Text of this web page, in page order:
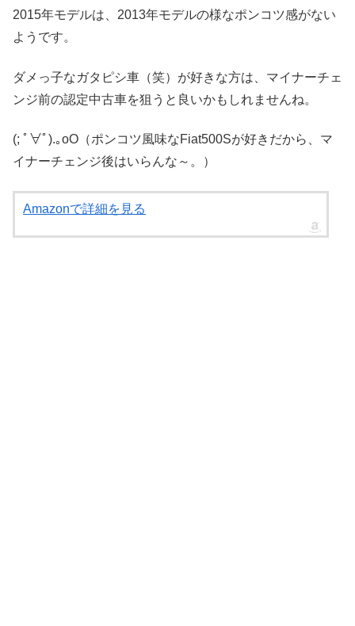
2015年モデルは、2013年モデルの様なポンコツ感がない
ようです。
ダメっ子なガタピシ車（笑）が好きな方は、マイナーチェ
ンジ前の認定中古車を狙うと良いかもしれませんね。
(; ﾟ∀ﾟ).｡oO（ポンコツ風味なFiat500Sが好きだから、マ
イナーチェンジ後はいらんな～。）
Amazonで詳細を見る